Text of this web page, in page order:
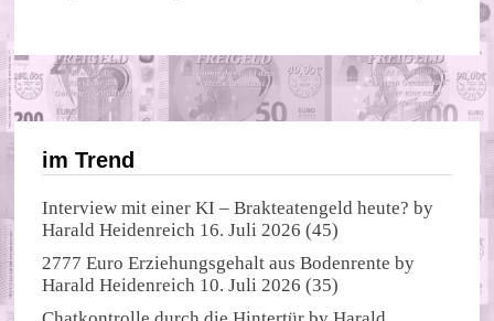
im Trend
Interview mit einer KI – Brakteatengeld heute? by
Harald Heidenreich 16. Juli 2026 (45)
2777 Euro Erziehungsgehalt aus Bodenrente by
Harald Heidenreich 10. Juli 2026 (35)